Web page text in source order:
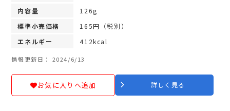
内容量
126g
標準小売価格
165円（税別）
エネルギー
412kcal
情報更新日： 2024/6/13
お気に入りへ追加 詳しく見る